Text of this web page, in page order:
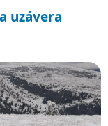
uzávera